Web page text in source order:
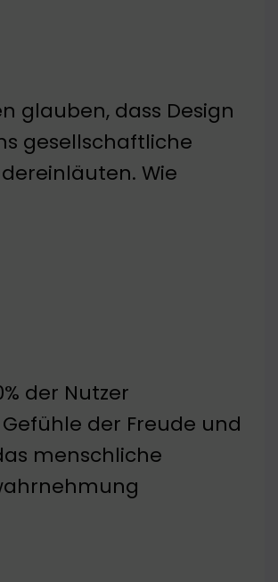
glauben, dass Design
gesellschaftliche
Wie
der Nutzer
der Freude und
menschliche